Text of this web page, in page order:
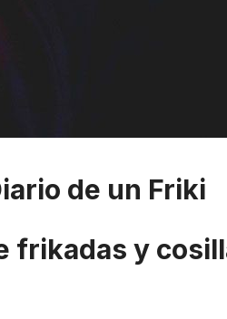
de un Friki
y